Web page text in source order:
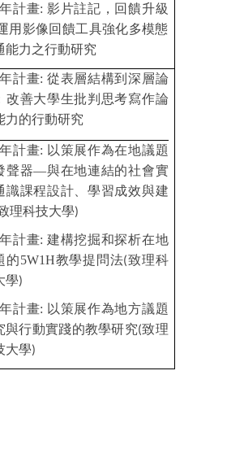
計畫: 影片註記，回饋升級
用影像回饋工具強化多模態
能力之行動研究
計畫: 從表層結構到深層論
改善大學生批判思考寫作論
力的行動研究
計畫: 以策展作為在地議題
聲器—與在地連結的社會實
識課程設計、學習成效與建
理科技大學)
計畫: 建構挖掘和探析在地
的5W1H教學提問法(致理科
學)
年計畫: 以策展作為地方議題
與行動實踐的教學研究(致理
大學)